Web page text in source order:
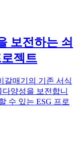
보전하는 쇠
젝트
갈매기의 기존 서식
양성을 보전합니
수 있는 ESG 프로